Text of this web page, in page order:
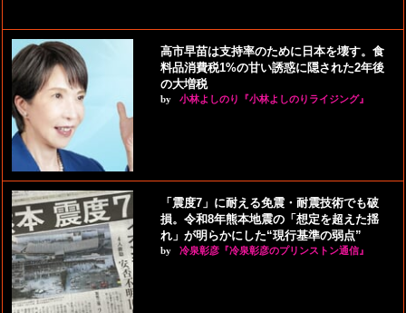
高市早苗は支持率のために日本を壊す。食
料品消費税1%の甘い誘惑に隠された2年後
の大増税
by 小林よしのり『小林よしのりライジング』
「震度7」に耐える免震・耐震技術でも破
損。令和8年熊本地震の「想定を超えた揺
れ」が明らかにした“現行基準の弱点”
by 冷泉彰彦『冷泉彰彦のプリンストン通信』